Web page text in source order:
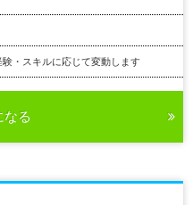
・スキルに応じて変動します
なる